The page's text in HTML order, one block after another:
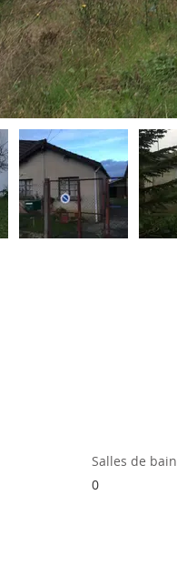
Salles de bain
0